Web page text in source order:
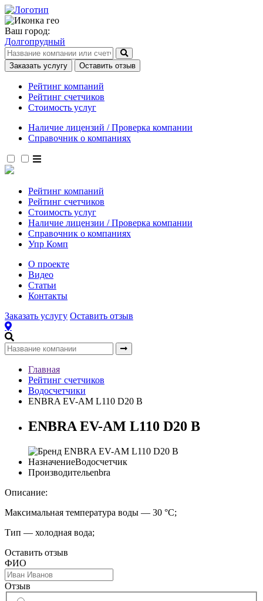
Ваш город:
Долгопрудный
Заказать услугу Оставить отзыв
Рейтинг компаний
Рейтинг счетчиков
Стоимость услуг
Наличие лицензий / Проверка компании
Справочник о компаниях
Рейтинг компаний
Рейтинг счетчиков
Стоимость услуг
Наличие лицензии / Проверка компании
Справочник о компаниях
Упр Комп
О проекте
Видео
Статьи
Контакты
Заказать услугу Оставить отзыв
Главная
Рейтинг счетчиков
Водосчетчики
ENBRA EV-AM L110 D20 B
ENBRA EV-AM L110 D20 B
НазначениеВодосчетчик
Производительenbra
Описание:
Максимальная температура воды — 30 °С;
Тип — холодная вода;
Оставить отзыв
ФИО
Отзыв